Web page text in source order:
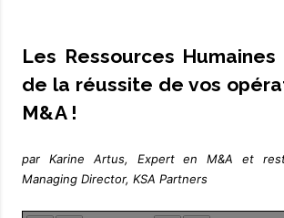
Les Ressources
de la réussite de vos
M&A !
par Karine Artus, Expert en M&A et
Managing Director, KSA Partners